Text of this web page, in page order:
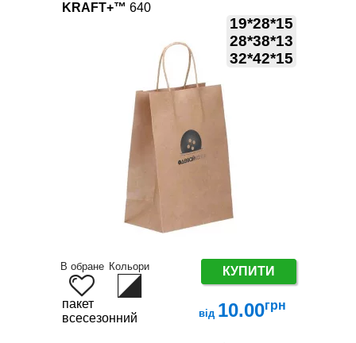
KRAFT+™ 640
19*28*15
28*38*13
32*42*15
В обране Кольори КУПИТИ
пакет
всесезонний
від 10.00грн